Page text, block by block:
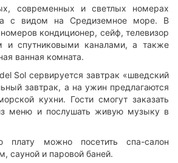
современных и светлых номерах
с видом на Средиземное море. В
кондиционер, сейф, телевизор
и спутниковыми каналами, а также
ванная комната.
Sol сервируется завтрак «шведский
завтрак, а на ужин предлагаются
кухни. Гости смогут заказать
меню и послушать живую музыку в
плату можно посетить спа-салон
сауной и паровой баней.